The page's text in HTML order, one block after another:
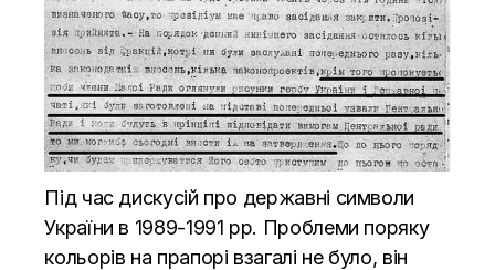
Під час дискусій про державні символи
України в 1989-1991 рр. Проблеми поряку
кольорів на прапорі взагалі не було, він